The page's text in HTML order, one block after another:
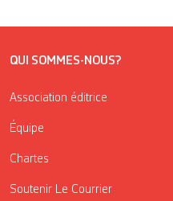
QUI SOMMES-NOUS?
Association éditrice
Équipe
Chartes
Soutenir Le Courrier